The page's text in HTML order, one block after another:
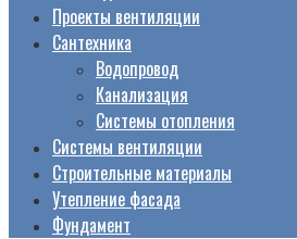
Проекты вентиляции
Сантехника
Водопровод
Канализация
Системы отопления
Системы вентиляции
Строительные материалы
Утепление фасада
Фундамент